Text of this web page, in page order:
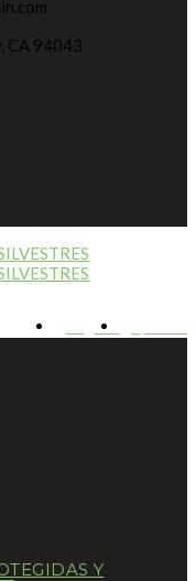
CA 94043
English
Y